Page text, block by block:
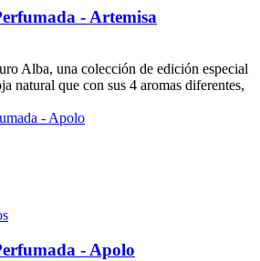
- Artemisa
Alba, una colección de edición especial
natural que con sus 4 aromas diferentes,
- Apolo